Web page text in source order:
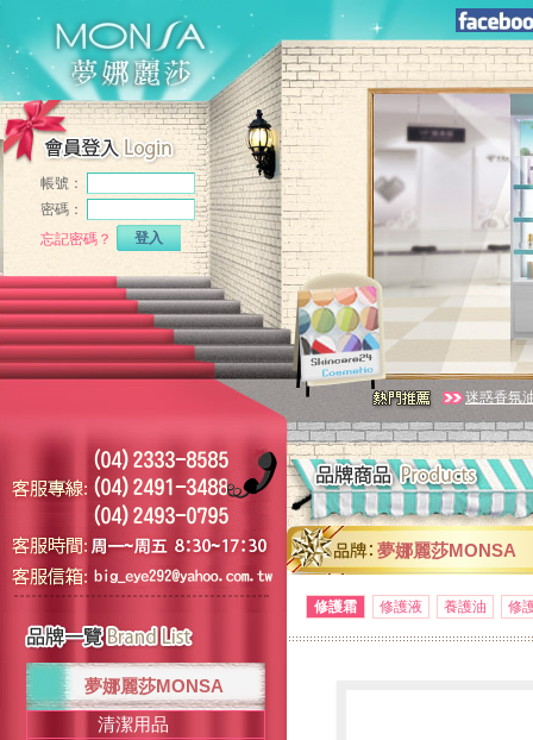
帳號：
密碼：
忘記密碼？
登入
迷惑香氛
夢娜麗莎MONSA
清潔用品
夢娜麗莎MONSA
修護霜 修護液 養護油 修